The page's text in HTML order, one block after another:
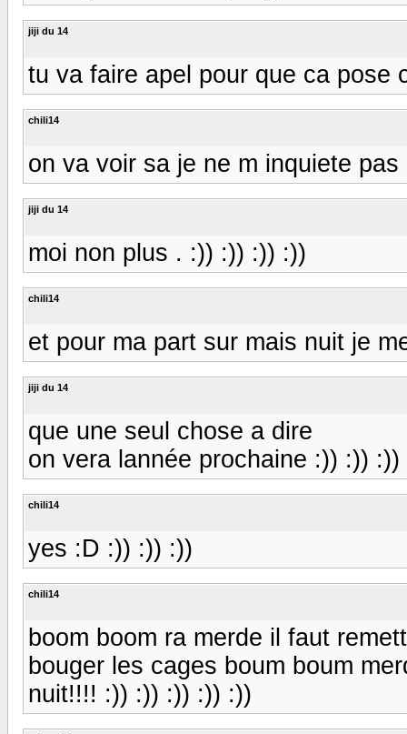
jiji du 14
tu va faire apel pour que ca pose
chili14
on va voir sa je ne m inquiete pas
jiji du 14
moi non plus . :)) :)) :)) :))
chili14
et pour ma part sur mais nuit je
jiji du 14
que une seul chose a dire
on vera lannée prochaine :)) :)) :))
chili14
yes :D :)) :)) :))
chili14
boom boom ra merde il faut
bouger les cages boum boum
nuit!!!! :)) :)) :)) :)) :))